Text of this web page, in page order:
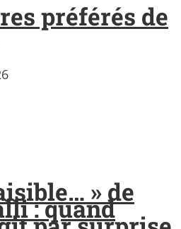
préférés de
» de
: quand